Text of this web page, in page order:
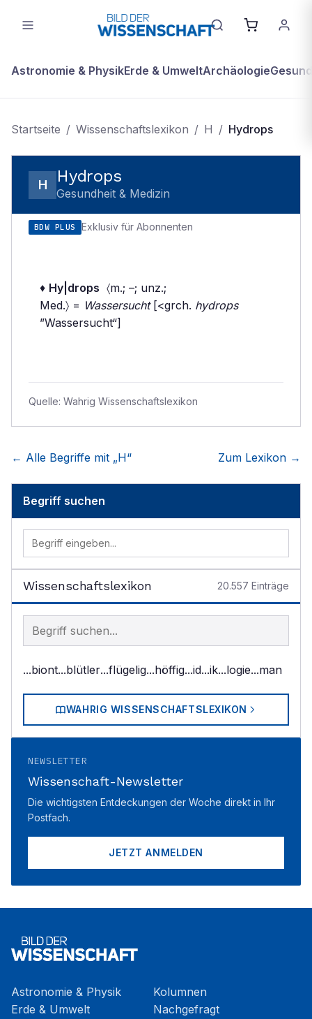
Astronomie & PhysikErde & UmweltArchäologie
Startseite / Wissenschaftslexikon / H / Hydrops
H Hydrops
Gesundheit & Medizin
BDW PLUS Exklusiv für Abonnenten
♦ Hy|drops 〈m.; –; unz.;
Med.〉 = Wassersucht[<grch. hydrops
”Wassersucht“]
Quelle: Wahrig Wissenschaftslexikon
← Alle Begriffe mit „H“ Zum Lexikon →
Begriff suchen
Wissenschaftslexikon 20.557 Einträge
Begriff im Lexikon suchen
...biont...blütler...flügelig...höffig...id...ik...logie...man
WAHRIG WISSENSCHAFTSLEXIKON
NEWSLETTER
Wissenschaft-Newsletter
Die wichtigsten Entdeckungen der Woche direkt in Ihr
Postfach.
JETZT ANMELDEN
Astronomie & Physik
Erde & Umwelt
Kolumnen
Nachgefragt